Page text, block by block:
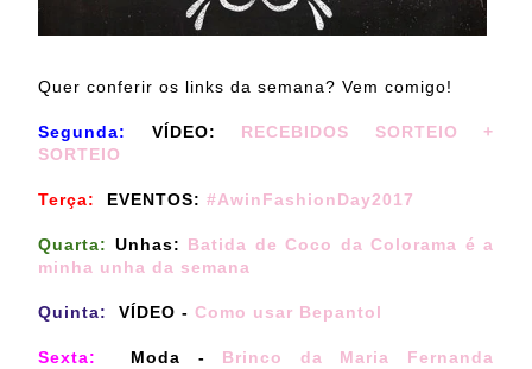
Quer conferir os links da semana? Vem comigo!
Segunda: VÍDEO: RECEBIDOS SORTEIO +
SORTEIO
Terça: EVENTOS: #AwinFashionDay2017
Quarta: Unhas: Batida de Coco da Colorama é a
minha unha da semana
Quinta: VÍDEO - Como usar Bepantol
Sexta: Moda - Brinco da Maria Fernanda